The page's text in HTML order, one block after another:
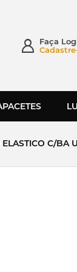
Faça
ELASTICO C/BA